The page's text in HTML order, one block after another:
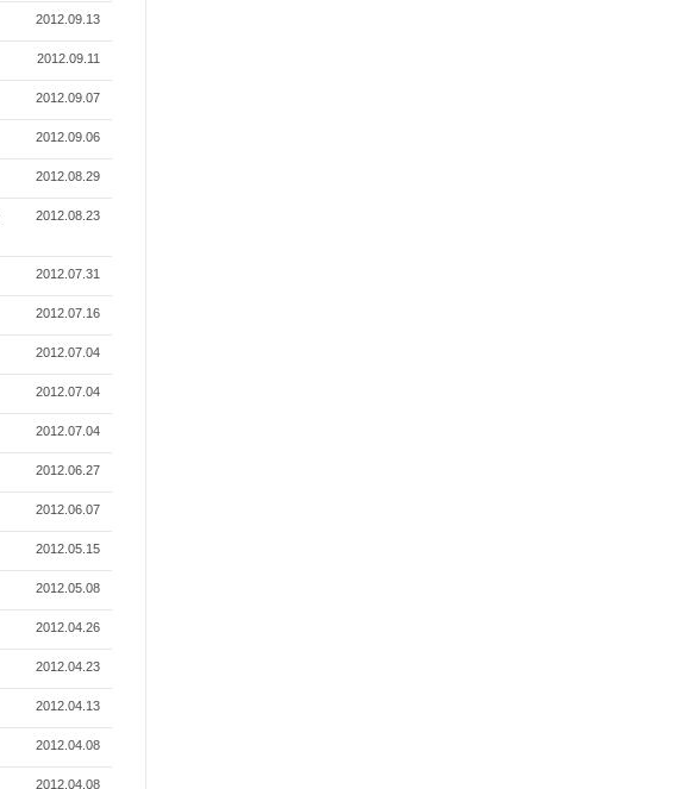
2012.09.13
2012.09.11
2012.09.07
2012.09.06
2012.08.29
2012.08.23
2012.07.31
2012.07.16
2012.07.04
2012.07.04
2012.07.04
2012.06.27
2012.06.07
2012.05.15
2012.05.08
2012.04.26
2012.04.23
2012.04.13
2012.04.08
2012.04.08